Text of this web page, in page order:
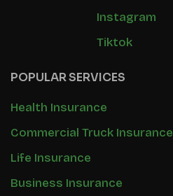
Instagram
Tiktok
POPULAR SERVICES
Health Insurance
Commercial Truck Insurance
Life Insurance
Business Insurance